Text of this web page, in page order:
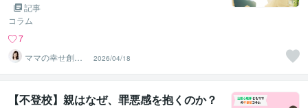
記事
コラム
7
ママの幸せ創造
マスター ASU
KA
2026/04/18
【不登校】親はなぜ、罪悪感を抱くのか？